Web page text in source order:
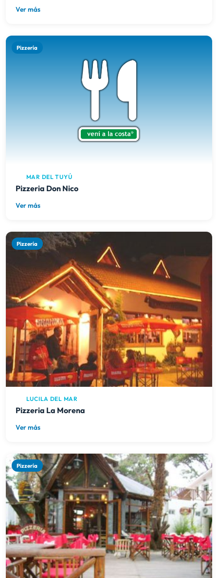
Ver más
Pizzería
MAR DEL TUYÚ
Pizzeria Don Nico
Ver más
Pizzería
LUCILA DEL MAR
Pizzeria La Morena
Ver más
Pizzería